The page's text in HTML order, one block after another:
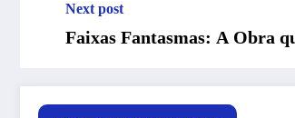
Next post
Faixas Fantasmas: A Obra